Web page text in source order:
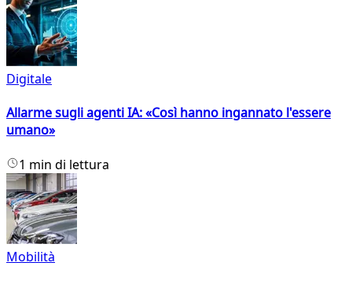
Digitale
Allarme sugli agenti IA: «Così hanno ingannato l'essere
umano»
1 min di lettura
Mobilità